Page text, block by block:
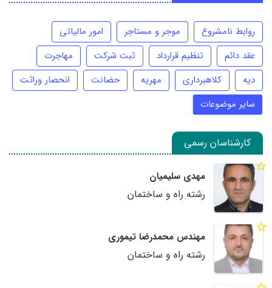
روابط نامشروع موجر و مستاجر
امور مالیاتی
عقد دائم
تنظیم قرارداد ثبت شرکت
مهاجرت
دیه
کلاهبرداری مهریه حضانت
انحصار وراثت
سایر موضوعات
کارشناسان رسمی
مهدی سلیمیان
رشته راه و ساختمان
مهندس محمدرضا تیموری
رشته راه و ساختمان